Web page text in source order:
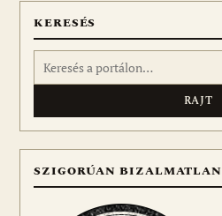
KERESÉS
Keresés:
SZIGORÚAN BIZALMATLAN